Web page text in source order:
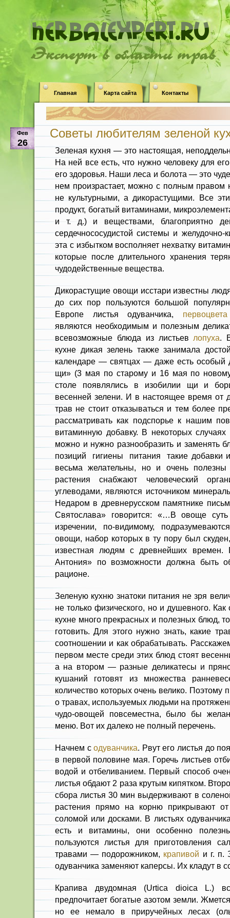
Эксперт в области трав
Главная Карта сайта Контакты
Фев
26
Советы любителям зеленой
Зеленая кухня — это настоящая,
На ней все есть, что нужно человеку для
его здоровья. Наши леса и болота — это
нем произрастает, можно с полным правом
не культурными, а дикорасту­щими. Все
продукт, богатый витаминами,
и т. д.) и веществами, благоприятно
сердечнососудистой системы и желудочно-
эта с избытком восполняет нехват­ку
которые после длительного хранения
чудодейственные вещества.
Дикорастущие овощи исстари известны
до сих пор пользуются большой
Европе листья оду­ванчика,
являются не­обходимым и полезным
всевозможные блюда из листьев лопуха.
кухне дикая зелень также занимала
календаре — святцах — даже есть
щи» (3 мая по старому и 16 мая по
столе появлялись в изобилии щи и
весенней зелени. И в настоящее время от
трав не стоит отказываться и тем более
рассматривать как подспорье к нашим
вита­минную добавку. В некоторых
можно и нужно разнообразить и
позиций гигиены питания такие добавки
весьма желательны, но и очень
растения снабжают человеческий
углеводами, являются источником
Недаром в древнерусском памятнике
Святослава» говорится: «…В овоще
изречении, по-ви­димому,
овощи, набор которых в ту пору был
известная людям с древнейших времен.
Антония» по возможности должна быть
рационе.
Зеленую кухню знатоки питания не зря
не только физического, но и душев­ного.
кухне много пре­красных и полезных блюд,
готовить. Для этого нужно знать, какие
соотношении и как обрабатывать.
первом месте среди этих блюд стоят
а на втором — разные деликатесы и
кушаний готовят из множества
количество которых очень велико. По­этому
о травах, используе­мых людьми на
чудо-овощей повсеместна, было бы
меню. Вот их далеко не полный перечень.
Начнем содуванчика. Рвут его листья до
в первой половине мая. Горечь ли­стьев
водой и отбелива­нием. Первый способ
ли­стья обдают 2 раза крутым кипятком.
сбора листья 30 мин выдерживают в
растения прямо на корню прикрывают
соломой или дос­ками. В листьях
есть и витамины, они особенно
пользуются листья для приготовления
травами — подорожником, крапивой и г. п.
одуванчика заменяют каперсы. Их кладут в
Крапива двудомная (Urtica dioica L.)
предпочитает богатые азотом земли.
но ее немало в приручейных лесах